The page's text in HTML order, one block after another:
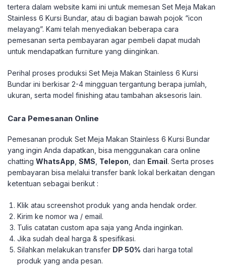
tertera dalam website kami ini untuk memesan Set Meja Makan
Stainless 6 Kursi Bundar, atau di bagian bawah pojok “icon
melayang”. Kami telah menyediakan beberapa cara
pemesanan serta pembayaran agar pembeli dapat mudah
untuk mendapatkan furniture yang diinginkan.
Perihal proses produksi Set Meja Makan Stainless 6 Kursi
Bundar ini berkisar 2-4 mingguan tergantung berapa jumlah,
ukuran, serta model finishing atau tambahan aksesoris lain.
Cara Pemesanan Online
Pemesanan produk Set Meja Makan Stainless 6 Kursi Bundar
yang ingin Anda dapatkan, bisa menggunakan cara online
chatting WhatsApp SMS Telepon , dan Email. Serta proses
pembayaran bisa melalui transfer bank lokal berkaitan dengan
ketentuan sebagai berikut :
Klik atau screenshot produk yang anda hendak order.
Kirim ke nomor wa / email.
Tulis catatan custom apa saja yang Anda inginkan.
Jika sudah deal harga & spesifikasi.
Silahkan melakukan transfer DP 50% dari harga total
produk yang anda pesan.